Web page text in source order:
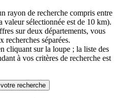
rayon de recherche compris entre
valeur sélectionnée est de 10 km).
sur deux départements, vous
recherches séparées.
cliquant sur la loupe ; la liste des
à vos critères de recherche est
recherche